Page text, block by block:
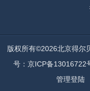
版权所有©2026北京得
号：京ICP备13016722
管理登陆